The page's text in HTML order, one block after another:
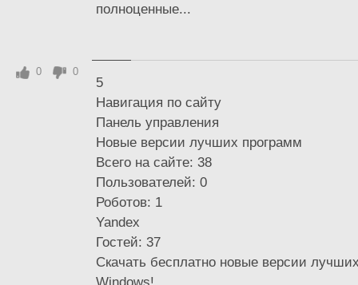
полноценные...
5
Навигация по сайту
Панель управления
Новые версии лучших программ
Всего на сайте: 38
Пользователей: 0
Роботов: 1
Yandex
Гостей: 37
Скачать бесплатно новые версии
Windows!
0 0